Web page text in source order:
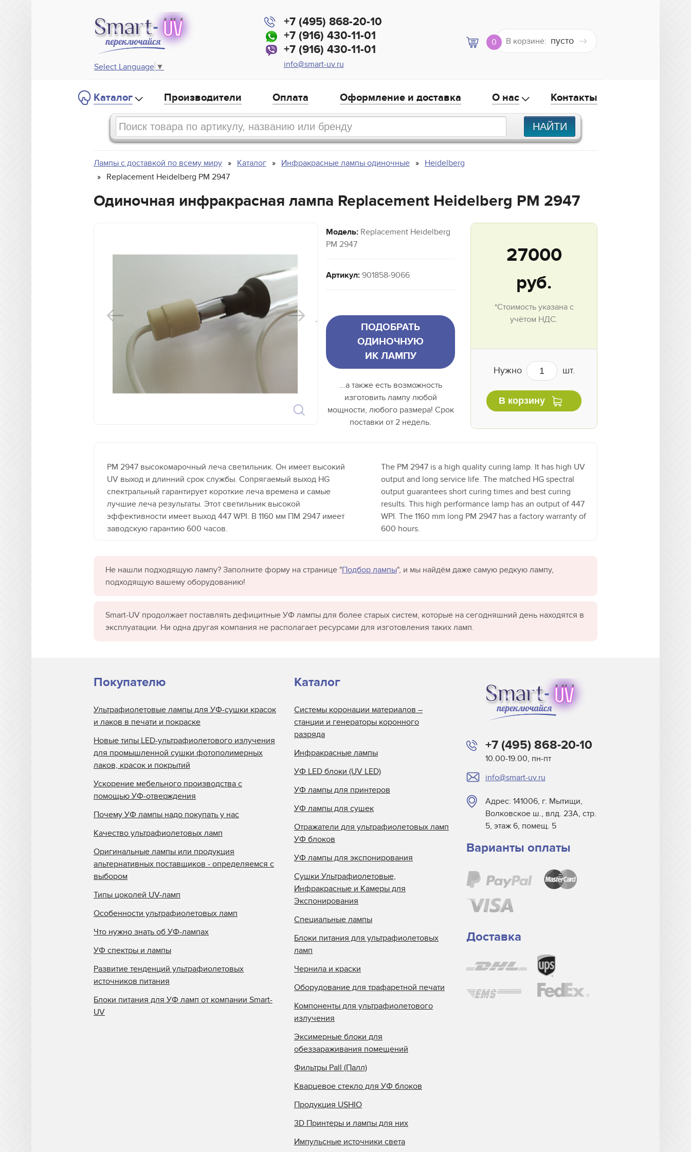
Select Language ▼
+7 (495) 868-20-10
+7 (916) 430-11-01
+7 (916) 430-11-01
info@smart-uv.ru
0 В корзине: пусто
Каталог Производители Оплата Оформление и доставка О нас Контакты
Лампы с доставкой по всему миру Каталог Инфракрасные лампы одиночные
Heidelberg
Replacement Heidelberg PM 2947
Одиночная инфракрасная лампа Replacement Heidelberg PM 2947
`
Модель: Replacement Heidelberg
PM 2947
Артикул: 901858-9066
ПОДОБРАТЬ
ОДИНОЧНУЮ
ИК ЛАМПУ
...а также есть возможность
изготовить лампу любой
мощности, любого размера! Срок
поставки от 2 недель.
27000
руб.
*Стоимость указана с
учётом НДС.
Нужно шт.
В корзину
PM 2947 высокомарочный леча светильник. Он имеет высокий
UV выход и длинний срок службы. Сопрягаемый выход HG
спектральный гарантирует короткие леча времена и самые
лучшие леча результаты. Этот светильник высокой
эффективности имеет выход 447 WPI. В 1160 мм ПМ 2947 имеет
заводскую гарантию 600 часов.
The PM 2947 is a high quality curing lamp. It has high UV
output and long service life. The matched HG spectral
output guarantees short curing times and best curing
results. This high performance lamp has an output of 447
WPI. The 1160 mm long PM 2947 has a factory warranty of
600 hours.
Не нашли подходящую лампу? Заполните форму на странице "Подбор лампы", и мы найдём даже самую редкую лампу,
подходящую вашему оборудованию!
Smart-UV продолжает поставлять дефицитные УФ лампы для более старых систем, которые на сегодняшний день находятся в
эксплуатации. Ни одна другая компания не располагает ресурсами для изготовления таких ламп.
+7 (495) 868-20-10
10.00-19.00, пн-пт
info@smart-uv.ru
Адрес: 141006, г. Мытищи,
Волковское ш., влд. 23А, стр.
5, этаж 6, помещ. 5
Варианты оплаты
Доставка
Покупателю
Ультрафиолетовые лампы для УФ-сушки красок
и лаков в печати и покраске
Новые типы LED-ультрафиолетового излучения
для промышленной сушки фотополимерных
лаков, красок и покрытий
Ускорение мебельного производства с
помощью УФ-отверждения
Почему УФ лампы надо покупать у нас
Качество ультрафиолетовых ламп
Оригинальные лампы или продукция
альтернативных поставщиков - определяемся с
выбором
Типы цоколей UV-ламп
Особенности ультрафиолетовых ламп
Что нужно знать об УФ-лампах
УФ спектры и лампы
Развитие тенденций ультрафиолетовых
источников питания
Блоки питания для УФ ламп от компании Smart-
UV
Каталог
Системы коронации материалов –
станции и генераторы коронного
разряда
Инфракрасные лампы
УФ LED блоки (UV LED)
УФ лампы для принтеров
УФ лампы для сушек
Отражатели для ультрафиолетовых ламп
УФ блоков
УФ лампы для экспонирования
Сушки Ультрафиолетовые,
Инфракрасные и Камеры для
Экспонирования
Специальные лампы
Блоки питания для ультрафиолетовых
ламп
Чернила и краски
Оборудование для трафаретной печати
Компоненты для ультрафиолетового
излучения
Эксимерные блоки для
обеззараживания помещений
Фильтры Pall (Палл)
Кварцевое стекло для УФ блоков
Продукция USHIO
3D Принтеры и лампы для них
Импульсные источники света